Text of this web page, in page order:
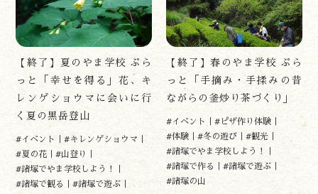
【終了】夏のやま学校 ぷら
っと「幸せを得る」花、キ
レンゲショウマに会いに行
く夏の黒岳登山
#イベント
#キレンゲショウマ
#夏の花
#山登り
#諸塚でやま学校しよう！
#諸塚で観る
#諸塚で遊ぶ
【終了】春のやま学校 ぷら
っと「手摘み・手揉みの昔
ながらの釜炒り茶づくり」
#イベント
#ピザ作り体験
#体験
#冬の遊び
#観光
#諸塚でやま学校しよう！
#諸塚で作る
#諸塚で遊ぶ
#諸塚の山